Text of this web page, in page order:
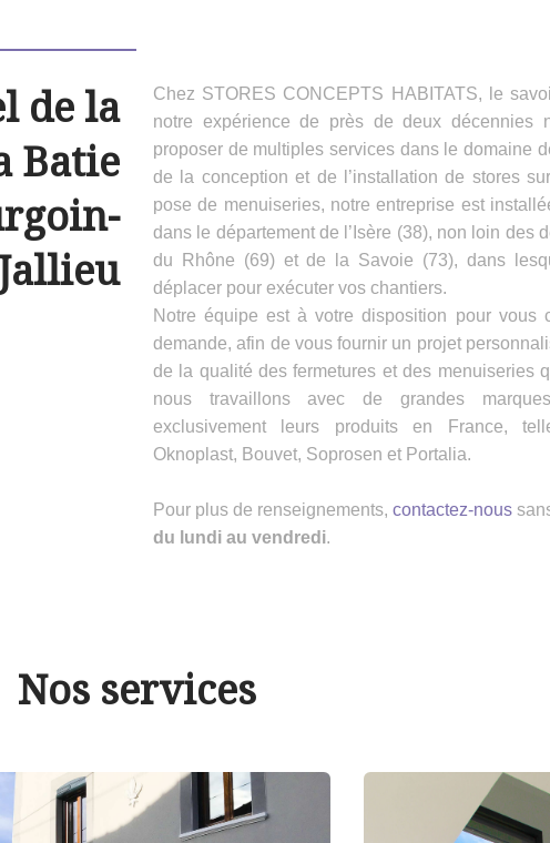
de la
Batie
Jallieu
Chez STORES CONCEPTS HABITATS, le
notre expérience de près de deux décennies
proposer de multiples services dans le domaine
de la conception et de l’installation de stores
pose de menuiseries, notre entreprise est
dans le département de l’Isère (38), non loin des
du Rhône (69) et de la Savoie (73), dans
déplacer pour exécuter vos chantiers.
Notre équipe est à votre disposition pour vous
demande, afin de vous fournir un projet
de la qualité des fermetures et des menuiseries
nous travaillons avec de grandes
exclusivement leurs produits en France,
Oknoplast, Bouvet, Soprosen et Portalia.
Pour plus de renseignements, contactez-nous
du lundi au vendredi.
Nos services